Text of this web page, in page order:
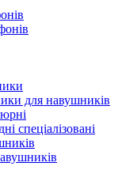
для навушників
спеціалізовані